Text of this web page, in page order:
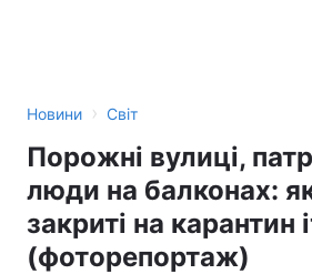
Новини › Світ
Порожні вулиці,
люди на балконах:
закриті на карантин
(фоторепортаж)